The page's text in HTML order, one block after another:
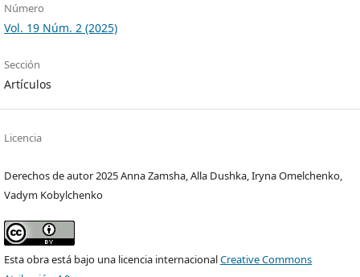
Número
Vol. 19 Núm. 2 (2025)
Sección
Artículos
Licencia
Derechos de autor 2025 Anna Zamsha, Alla Dushka, Iryna Omelchenko,
Vadym Kobylchenko
Esta obra está bajo una licencia internacionalCreative Commons